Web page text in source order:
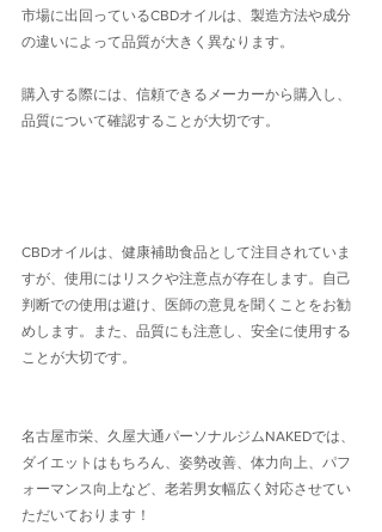
市場に出回っているCBDオイルは、製造方法や成分
の違いによって品質が大きく異なります。
購入する際には、信頼できるメーカーから購入し、
品質について確認することが大切です。
CBDオイルは、健康補助食品として注目されていま
すが、使用にはリスクや注意点が存在します。自己
判断での使用は避け、医師の意見を聞くことをお勧
めします。また、品質にも注意し、安全に使用する
ことが大切です。
名古屋市栄、久屋大通パーソナルジムNAKEDでは、
ダイエットはもちろん、姿勢改善、体力向上、パフ
ォーマンス向上など、老若男女幅広く対応させてい
ただいております！